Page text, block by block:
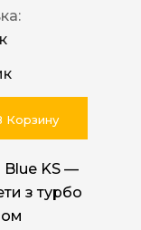
Корзину
Blue KS —
з турбо